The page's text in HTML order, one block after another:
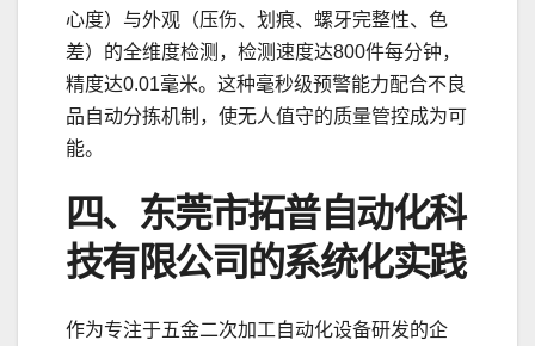
心度）与外观（压伤、划痕、螺牙完整性、色
差）的全维度检测，检测速度达800件每分钟，
精度达0.01毫米。这种毫秒级预警能力配合不良
品自动分拣机制，使无人值守的质量管控成为可
能。
四、东莞市拓普自动化科
技有限公司的系统化实践
作为专注于五金二次加工自动化设备研发的企